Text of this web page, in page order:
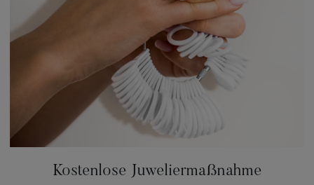
Kostenlose Juweliermaßnahme